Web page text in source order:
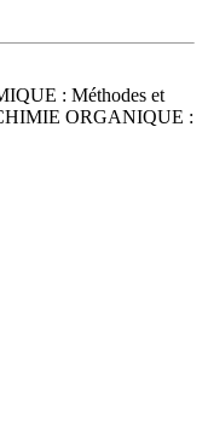
: Méthodes et
CHIMIE ORGANIQUE :